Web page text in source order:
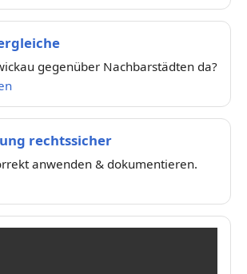
gegenüber Nachbarstädten da?
rechtssicher
anwenden & dokumentieren.